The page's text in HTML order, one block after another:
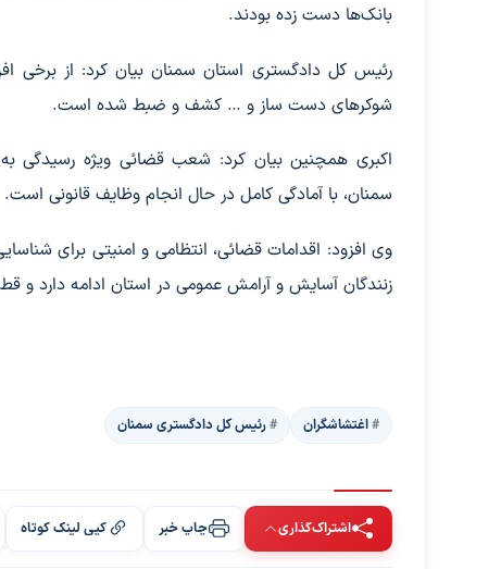
بانک‌ها دست زده بودند.
رئیس کل دادگستری استان سمنان بیان کرد: از برخی
شوکرهای دست ساز و … کشف و ضبط شده است.
اکبری همچنین بیان کرد: شعب قضائی ویژه رسیدگی
سمنان، با آمادگی کامل در حال انجام وظایف قانونی است.
وی افزود: اقدامات قضائی، انتظامی و امنیتی برای
زنندگان آسایش و آرامش عمومی در استان ادامه دارد
اغتشاشگران رئیس کل دادگستری سمنان
اشتراک‌گذاری چاپ خبر کپی لینک کوتاه